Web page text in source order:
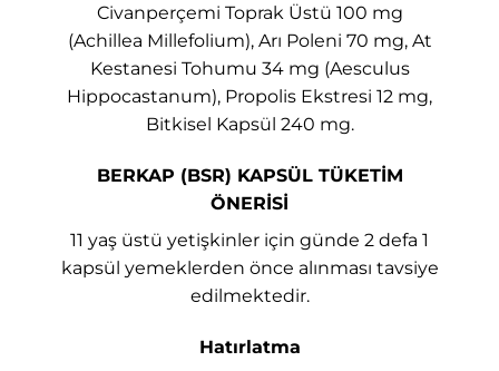
Civanperçemi Toprak Üstü 100 mg
(Achillea Millefolium), Arı Poleni 70 mg, At
Kestanesi Tohumu 34 mg (Aesculus
Hippocastanum), Propolis Ekstresi 12 mg,
Bitkisel Kapsül 240 mg.
BERKAP (BSR) KAPSÜL TÜKETİM
ÖNERİSİ
11 yaş üstü yetişkinler için günde 2 defa 1
kapsül yemeklerden önce alınması tavsiye
edilmektedir.
Hatırlatma